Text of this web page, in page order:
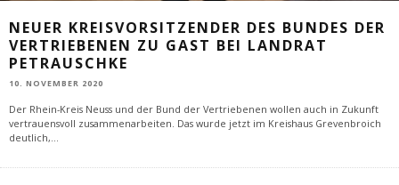
NEUER KREISVORSITZENDER DES BUNDES DER
VERTRIEBENEN ZU GAST BEI LANDRAT
PETRAUSCHKE
10. NOVEMBER 2020
Der Rhein-Kreis Neuss und der Bund der Vertriebenen wollen auch in Zukunft
vertrauensvoll zusammenarbeiten. Das wurde jetzt im Kreishaus Grevenbroich
deutlich,...